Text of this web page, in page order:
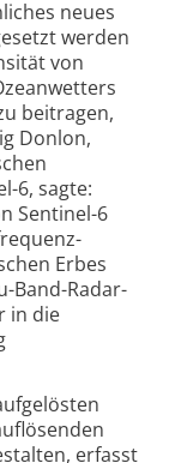
neues
werden
von
beitragen,
Donlon,
6, sagte:
Sentinel-6
Erbes
Band-Radar­
in die
erfasst